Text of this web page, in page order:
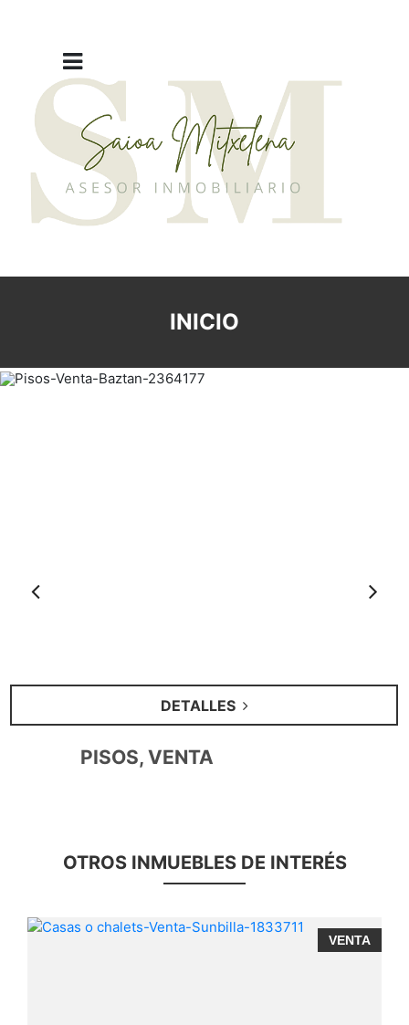
INICIO
DETALLES
PISOS, VENTA
OTROS INMUEBLES DE INTERÉS
VENTA